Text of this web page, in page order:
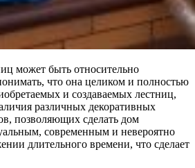
может быть относительно
что она целиком и полностью
и создаваемых лестниц,
различных декоративных
позволяющих сделать дом
современным и невероятно
длительного времени, что сделает